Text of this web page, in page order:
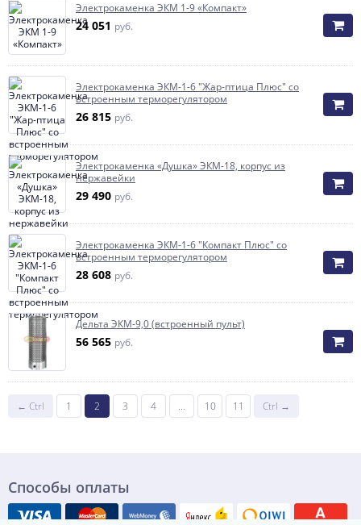
Электрокаменка ЭКМ 1-9 «Компакт»
24 051 руб.
Электрокaмeнка ЭКМ-1-6 "Жар-птица Плюс" со
встроенным терморегулятором
26 815 руб.
Электрокаменка «Душка» ЭКМ-18, корпус из
нержавейки
29 490 руб.
Электрокaмeнка ЭКМ-1-6 "Компакт Плюс" со
встроенным терморегулятором
28 608 руб.
Дельта ЭКМ-9,0 (встроенный пульт)
56 565 руб.
← Ctrl 1 2 3 4 ... 10 11 Ctrl →
Способы оплаты